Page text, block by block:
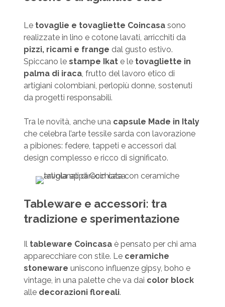
Le tovaglie e tovagliette Coincasasono
realizzate in lino e cotone lavati, arricchiti da
pizzi, ricami e frange dal gusto estivo.
Spiccano le stampe Ikate le tovagliette in
palma di iraca, frutto del lavoro etico di
artigiani colombiani, perlopiù donne, sostenuti
da progetti responsabili.
Tra le novità, anche una capsule Made in Italy
che celebra l’arte tessile sarda con lavorazione
a pibiones: federe, tappeti e accessori dal
design complesso e ricco di significato.
Tableware e accessori: tra
tradizione e sperimentazione
Il tableware Coincasaè pensato per chi ama
apparecchiare con stile. Le ceramiche
stoneware uniscono influenze gipsy, boho e
vintage, in una palette che va dai color block
alle decorazioni floreali.